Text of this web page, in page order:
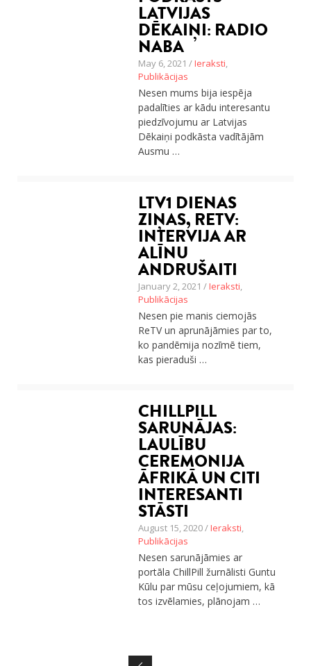
LATVIJAS
DĒKAIŅI: RADIO
NABA
May 6, 2021 /Ieraksti,
Publikācijas
Nesen mums bija iespēja
padalīties ar kādu interesantu
piedzīvojumu ar Latvijas
Dēkaiņi podkāsta vadītājām
Ausmu …
LTV1 DIENAS
ZIŅAS, RETV:
INTERVIJA AR
ALĪNU
ANDRUŠAITI
January 2, 2021 /Ieraksti,
Publikācijas
Nesen pie manis ciemojās
ReTV un aprunājāmies par to,
ko pandēmija nozīmē tiem,
kas pieraduši …
CHILLPILL
SARUNĀJAS:
LAULĪBU
CEREMONIJA
ĀFRIKĀ UN CITI
INTERESANTI
STĀSTI
August 15, 2020 /Ieraksti,
Publikācijas
Nesen sarunājāmies ar
portāla ChillPill žurnālisti Guntu
Kūlu par mūsu ceļojumiem, kā
tos izvēlamies, plānojam …